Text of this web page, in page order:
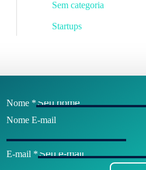
Sem categoria
Startups
Nome *
Nome E-mail
E-mail *